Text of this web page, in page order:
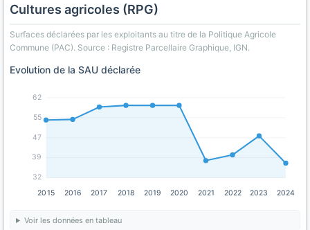
Cultures agricoles (RPG)
Surfaces déclarées par les exploitants au titre de la Politique Agricole
Commune (PAC). Source : Registre Parcellaire Graphique, IGN.
Evolution de la SAU déclarée
32
39
47
55
62
2015 2016 2017 2018 2019 2020 2021 2022 2023 2024
Voir les données en tableau